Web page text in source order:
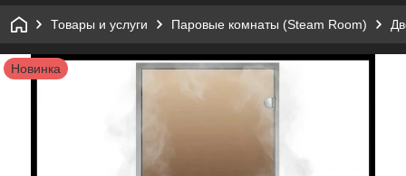
Товары и услуги Паровые комнаты (Steam Room)
Новинка